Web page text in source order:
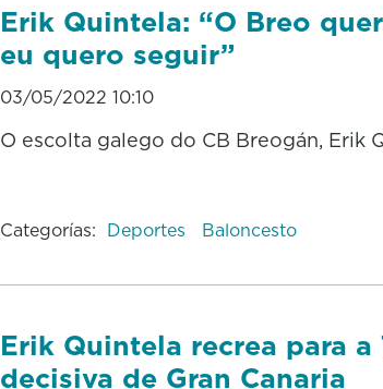
Erik Quintela: “O Breo
eu quero seguir”
03/05/2022 10:10
O escolta galego do CB Breogán, Erik
Categorías: Deportes Baloncesto
Erik Quintela recrea para a
decisiva de Gran Canaria